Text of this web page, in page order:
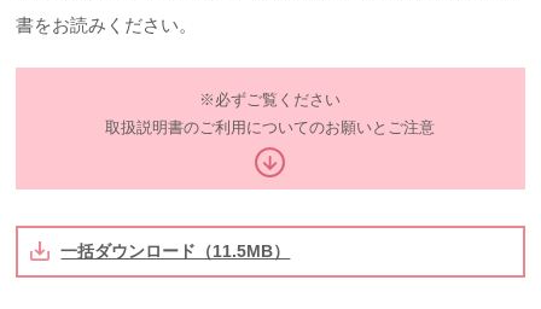
書をお読みください。
※必ずご覧ください
取扱説明書のご利用についてのお願いとご注意
一括ダウンロード（11.5MB）